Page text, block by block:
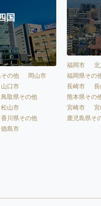
国
の他
岡山市
山口市
鳥取県その他
松山市
香川県その他
徳島市
福岡市
福岡県その
長崎市
熊本県その
宮崎市
鹿児島県そ